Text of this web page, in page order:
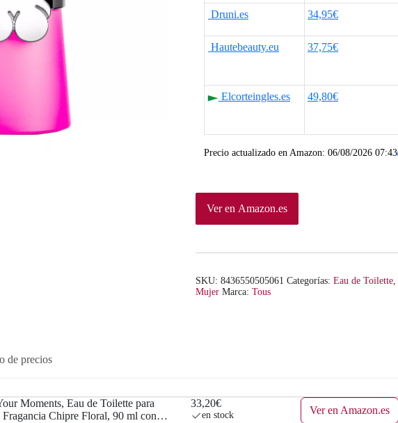
Druni.es 34,95€
Hautebeauty.eu 37,75€
Elcorteingles.es 49,80€
Precio actualizado en Amazon: 06/08/2026 07:43
Ver en Amazon.es
SKU: 8436550505061 Categorías: Eau de Toilette,
Mujer Marca: Tous
de precios
Moments, Eau de Toilette para
Chipre Floral, 90 ml con
33,20€
en stock Ver en Amazon.es